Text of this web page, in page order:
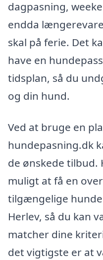
dagpasning,
endda
skal på ferie. Det
have en
tidsplan, så du
og din hund.
Ved at bruge en
hundepasning.dk
de ønskede tilbud.
muligt at få en
tilgængelige
Herlev, så du kan
matcher dine
det vigtigste er at